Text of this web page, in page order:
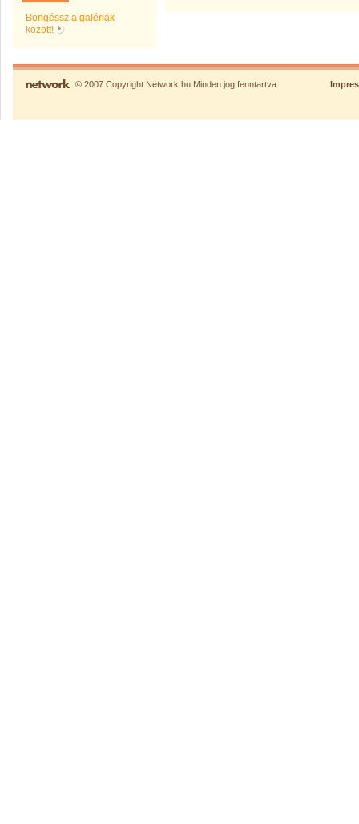
Böngéssz a galériák
között!
© 2007 Copyright Network.hu Minden jog fenntartva.